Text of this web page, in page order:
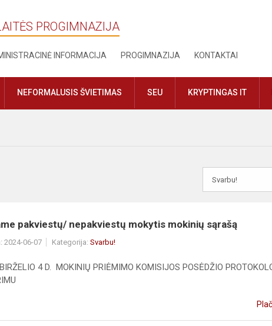
PROGIMNAZIJA
INFORMACIJA PROGIMNAZIJA KONTAKTAI
NEFORMALUSIS ŠVIETIMAS SEU KRYPTINGAS IT
pakviestų/ nepakviestų mokytis mokinių sąrašą
2024-06-07 Kategorija: Svarbu!
4 D. MOKINIŲ PRIĖMIMO KOMISIJOS POSĖDŽIO